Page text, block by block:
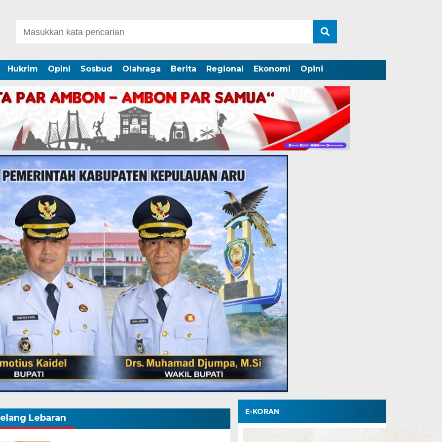
Hukrim Opini Sosbud Olahraga Berita Regional Ekonomi Opini
Lebaran
E-KORAN